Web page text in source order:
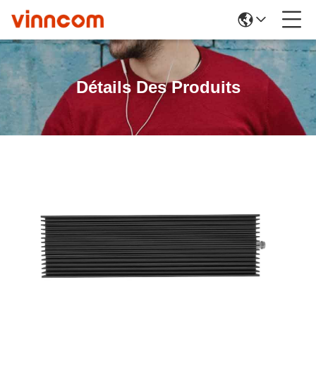
Détails Des Produits